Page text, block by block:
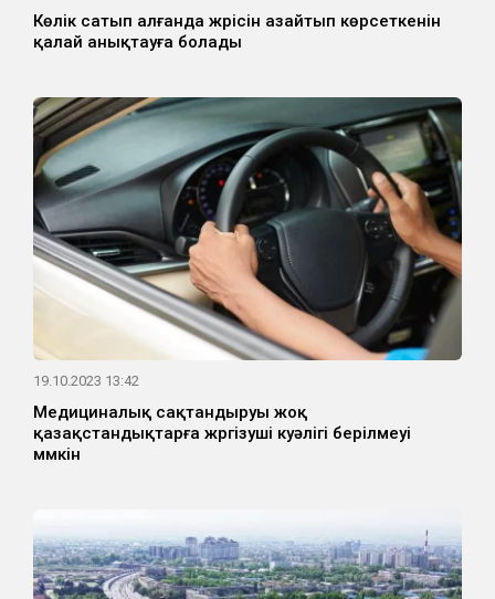
Көлік сатып алғанда жүрісін азайтып көрсеткенін
қалай анықтауға болады
19.10.2023 13:42
Медициналық сақтандыруы жоқ
қазақстандықтарға жүргізуші куәлігі берілмеуі
мүмкін